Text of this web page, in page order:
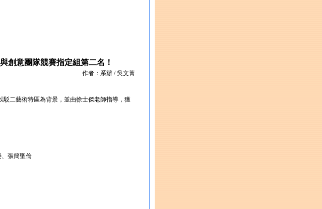
創意團隊競賽指定組第二名！
作者：系辦 / 吳文菁
二藝術特區為背景，並由徐士傑老師指導，獲
張簡聖倫